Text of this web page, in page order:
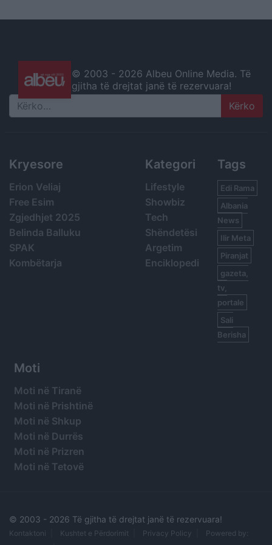
© 2003 - 2026 Albeu Online Media. Të
gjitha të drejtat janë të rezervuara!
Search
Kryesore
Erion Veliaj
Free Esim
Zgjedhjet 2025
Belinda Balluku
SPAK
Kombëtarja
Kategori
Lifestyle
Showbiz
Tech
Shëndetësi
Argetim
Enciklopedi
Tags
Edi Rama
Albania
News
Ilir Meta
Piranjat
gazeta,
tv,
portale
Sali
Berisha
Moti
Moti në Tiranë
Moti në Prishtinë
Moti në Shkup
Moti në Durrës
Moti në Prizren
Moti në Tetovë
© 2003 - 2026 Të gjitha të drejtat janë të rezervuara!
Kontaktoni Kushtet e Përdorimit Privacy Policy
Powered by: